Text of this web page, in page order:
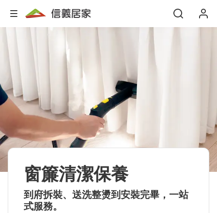
窗簾清潔保養
到府拆裝、送洗整燙到安裝完畢，一站
式服務。